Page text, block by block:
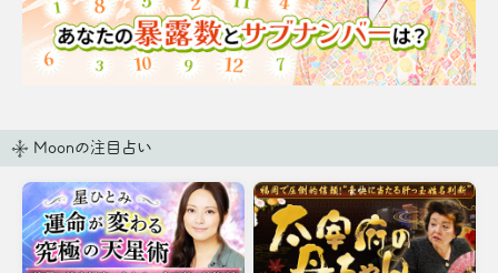
Moonの注目占い